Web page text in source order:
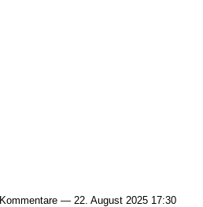
Kommentare — 22. August 2025 17:30